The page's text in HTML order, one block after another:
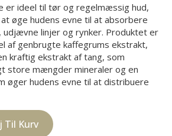
er ideel til tør og regelmæssig hud,
øge hudens evne til at absorbere
udjævne linjer og rynker. Produktet er
af genbrugte kaffegrums ekstrakt,
kraftig ekstrakt af tang, som
store mængder mineraler og en
øger hudens evne til at distribuere
Til Kurv